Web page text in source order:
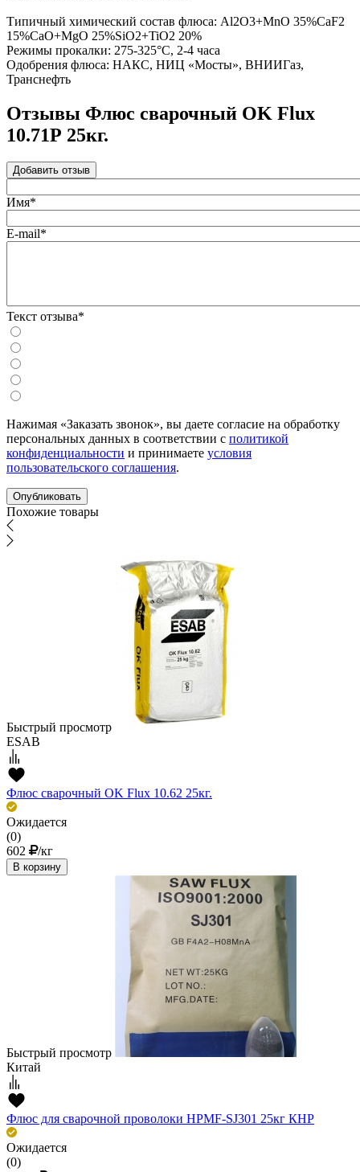
Типичный химический состав флюса: Al2O3+MnO 35%CaF2
15%CaO+MgO 25%SiO2+TiO2 20%
Режимы прокалки: 275-325°С, 2-4 часа
Одобрения флюса: НАКС, НИЦ «Мосты», ВНИИГаз,
Транснефть
Отзывы Флюс сварочный OK Flux
10.71Р 25кг.
Добавить отзыв
Имя*
E-mail*
Текст отзыва*
Нажимая «Заказать звонок», вы даете согласие на обработку
персональных данных в соответствии с политикой
конфиденциальности и принимаете условия
пользовательского соглашения.
Похожие товары
Быстрый просмотр
ESAB
Флюс сварочный OK Flux 10.62 25кг.
Ожидается
(0)
602
/кг
В корзину
Быстрый просмотр
Китай
Флюс для сварочной проволоки HPMF-SJ301 25кг КНР
Ожидается
(0)